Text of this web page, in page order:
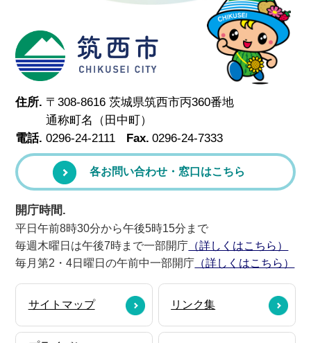
筑西市
住所. 〒308-8616 茨城県筑西市丙360番地
通称町名（田中町）
電話. 0296-24-2111 Fax. 0296-24-7333
各お問い合わせ・窓口はこちら
開庁時間.
平日午前8時30分から午後5時15分まで
毎週木曜日は午後7時まで一部開庁 （詳しくはこちら）
毎月第2・4日曜日の午前中一部開庁 （詳しくはこちら）
サイトマップ リンク集